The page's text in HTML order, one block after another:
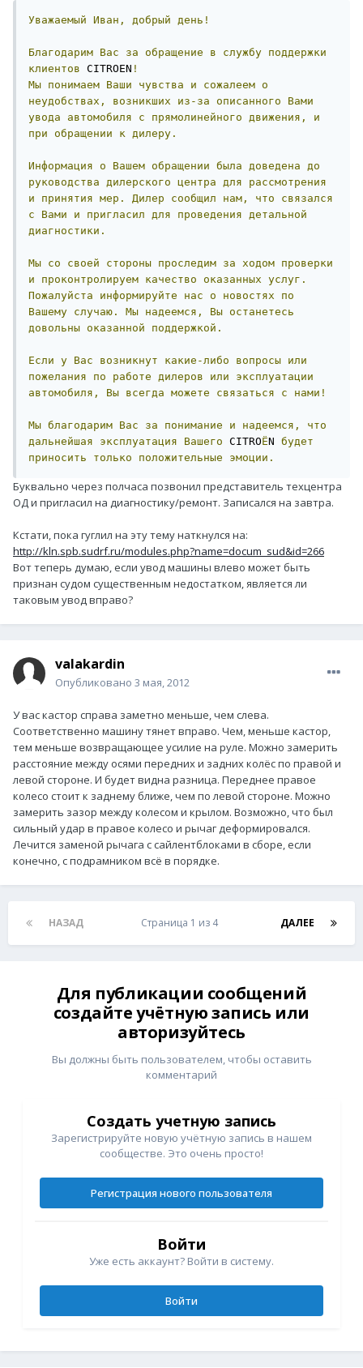
Уважаемый Иван, добрый день!
Благодарим Вас за обращение в службу поддержки
клиентов CITROEN !
Мы понимаем Ваши чувства и сожалеем о
неудобствах,
возникших из-за описанного
Вами
увода
автомобиля с прямолинейного движения,
и
при обращении к дилеру.
Информация о Вашем обращении была доведена
до
руководства
дилерского центра для
рассмотрения
и
принятия мер. Дилер сообщил нам, что
связался
с
Вами и пригласил для проведения
детальной
диагностики.
Мы со своей стороны проследим за ходом проверки
и
проконтролируем качество оказанных услуг.
Пожалуйста
информируйте нас о новостях
по
Вашему случаю. Мы надеемся, Вы останетесь
довольны оказанной поддержкой.
Если у Вас возникнут какие-либо вопросы или
пожелания
по работе дилеров или
эксплуатации
автомобиля,
Вы всегда можете связаться с нами!
Мы благодарим Вас за понимание и надеемся,
что
дальнейшая
эксплуатация Вашего CITROËN будет
приносить
только положительные эмоции.
Буквально через полчаса позвонил представитель техцентра
ОД и пригласил на диагностику/ремонт. Записался на завтра.
Кстати, пока гуглил на эту тему наткнулся на:
http://kln.spb.sudrf.ru/modules.php?name=docum_sud&id=266
Вот теперь думаю, если увод машины влево может быть
признан судом существенным недостатком, является ли
таковым увод вправо?
valakardin
Опубликовано 3 мая, 2012
У вас кастор справа заметно меньше, чем слева.
Соответственно машину тянет вправо. Чем, меньше кастор,
тем меньше возвращающее усилие на руле. Можно замерить
расстояние между осями передних и задних колёс по правой и
левой стороне. И будет видна разница. Переднее правое
колесо стоит к заднему ближе, чем по левой стороне. Можно
замерить зазор между колесом и крылом. Возможно, что был
сильный удар в правое колесо и рычаг деформировался.
Лечится заменой рычага с сайлентблоками в сборе, если
конечно, с подрамником всё в порядке.
НАЗАД ДАЛЕЕ
Страница 1 из 4
Для публикации сообщений
создайте учётную запись или
авторизуйтесь
Вы должны быть пользователем, чтобы оставить
комментарий
Создать учетную запись
Зарегистрируйте новую учётную запись в нашем
сообществе. Это очень просто!
Регистрация нового пользователя
Войти
Уже есть аккаунт? Войти в систему.
Войти